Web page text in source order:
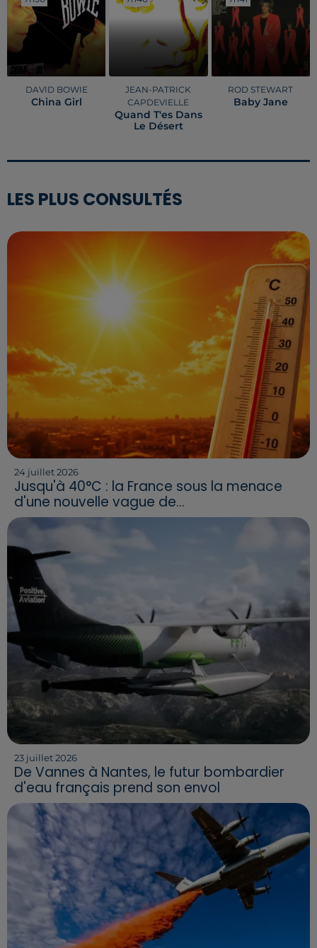
DAVID BOWIE
China Girl
JEAN-PATRICK
CAPDEVIELLE
Quand T'es Dans
Le Désert
ROD STEWART
Baby Jane
LES PLUS CONSULTÉS
24 juillet 2026
Jusqu'à 40°C : la France sous la menace
d'une nouvelle vague de...
23 juillet 2026
De Vannes à Nantes, le futur bombardier
d'eau français prend son envol